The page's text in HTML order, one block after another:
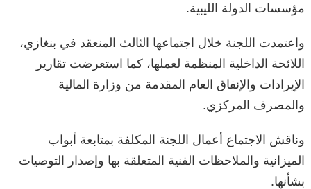
مؤسسات الدولة الليبية.
واعتمدت اللجنة خلال اجتماعها الثالث المنعقد في بنغازي،
اللائحة الداخلية المنظمة لعملها، كما استعرضت تقارير
الإيرادات والإنفاق العام المقدمة من وزارة المالية
والمصرف المركزي.
وناقش الاجتماع أعمال اللجنة المكلفة بمتابعة أبواب
الميزانية والملاحظات الفنية المتعلقة بها وإصدار التوصيات
بشأنها.